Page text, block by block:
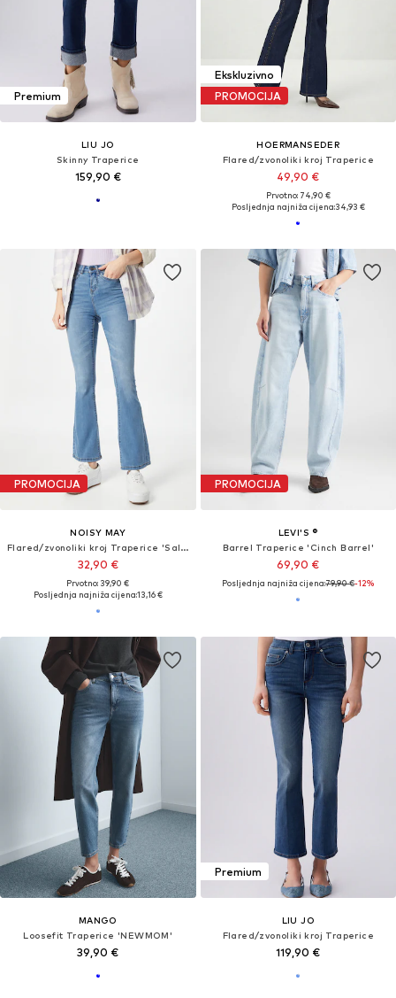
Premium
LIU JO
Skinny Traperice
159,90 €
Ekskluzivno
PROMOCIJA
HOERMANSEDER
Flared/zvonoliki kroj Traperice
49,90 €
Prvotno: 74,90 €
Posljednja najniža cijena:34,93 €
PROMOCIJA
NOISY MAY
Flared/zvonoliki kroj Traperice 'Sallie'
32,90 €
Prvotno: 39,90 €
Posljednja najniža cijena:13,16 €
PROMOCIJA
LEVI'S ®
Barrel Traperice 'Cinch Barrel'
69,90 €
Posljednja najniža cijena:79,90 €-12%
MANGO
Loosefit Traperice 'NEWMOM'
39,90 €
Premium
LIU JO
Flared/zvonoliki kroj Traperice
119,90 €